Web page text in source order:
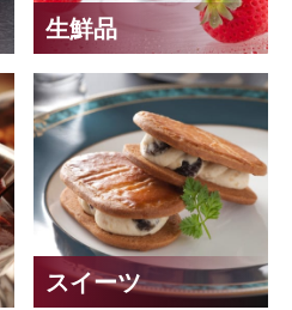
生鮮品
スイーツ